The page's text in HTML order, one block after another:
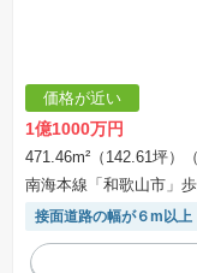
※「本体価格」とは、課税対象物
合計額を指します。
※課税対象物件は消費税込みの総
表示されておりません。
※取引にかかる費用：物件の契
不動産会社によって表記有無が
いたします。
場合があります。
価格が近い
1億1000万円
471.46m²（142.61坪）（
南海本線「和歌山市」
接面道路の幅が６m以上